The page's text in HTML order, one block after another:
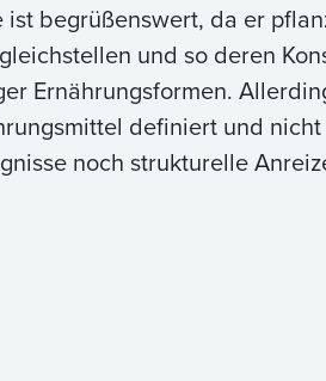
begrüßenswert, da er
und so deren
Ernährungsformen.
definiert und
noch strukturelle